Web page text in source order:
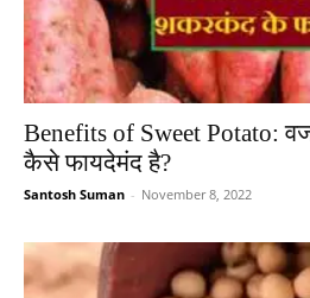
Benefits of Sweet Potato:
कैसे फायदेमंद है?
Santosh Suman - November 8, 2022